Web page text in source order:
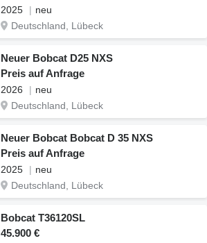
2025
neu
Deutschland, Lübeck
Neuer Bobcat D25 NXS
Preis auf Anfrage
2026
neu
Deutschland, Lübeck
Neuer Bobcat Bobcat D 35 NXS
Preis auf Anfrage
2025
neu
Deutschland, Lübeck
Bobcat T36120SL
45.900 €